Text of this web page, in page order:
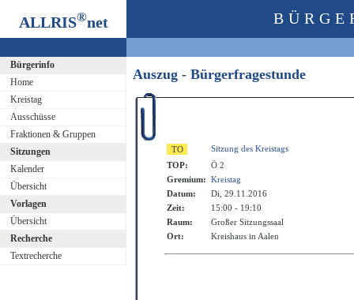
ALLRIS®net
Bürgerinfo
Home
Kreistag
Ausschüsse
Fraktionen & Gruppen
Sitzungen
Kalender
Übersicht
Vorlagen
Übersicht
Recherche
Textrecherche
Auszug - Bürgerfragestunde
Sitzung des Kreistags
TOP:
Ö 2
Gremium: Kreistag
Datum:
Di, 29.11.2016
Zeit:
15:00 - 19:10
Raum:
Großer Sitzungssaal
Ort:
Kreishaus in Aalen